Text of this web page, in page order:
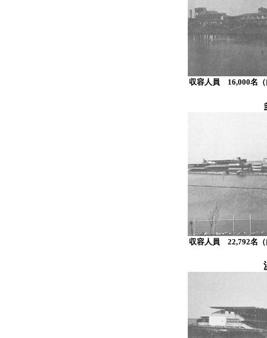
収容人員 16,000名
収容人員 22,792名